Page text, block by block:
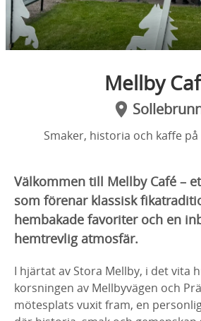
Mellby
Smaker, historia och kaffe
Välkommen till Mellby Café –
som förenar klassisk
hembakade favoriter och en
hemtrevlig atmosfär.
I hjärtat av Stora Mellby, i det vita
korsningen av Mellbyvägen och
mötesplats vuxit fram, en